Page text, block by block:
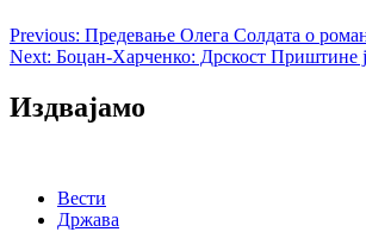
Previous: Предевање Олега Солдата о
Next: Боцан-Харченко: Дрскост Приштине
Издвајамо
Вести
Држава